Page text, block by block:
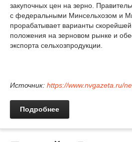
закупочных цен на зерно.
с федеральными Минсельхозом и
прорабатывает варианты
положения на зерновом рынке и
экспорта сельхозпродукции.
Источник: https://www.nvgazeta.ru/
Подробнее